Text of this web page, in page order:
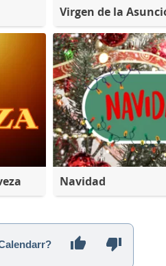
Virgen de la
Navidad